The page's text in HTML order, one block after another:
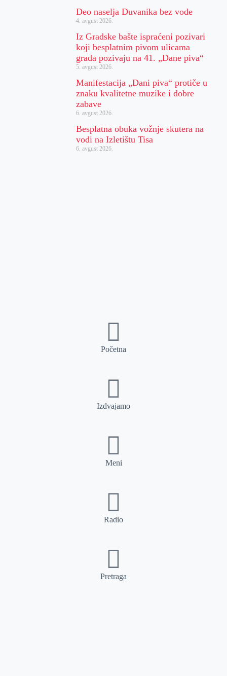
Deo naselja Duvanika bez vode
4. avgust 2026.
Iz Gradske bašte ispraćeni pozivari
koji besplatnim pivom ulicama
grada pozivaju na 41. „Dane piva“
5. avgust 2026.
Manifestacija „Dani piva“ protiče u
znaku kvalitetne muzike i dobre
zabave
6. avgust 2026.
Besplatna obuka vožnje skutera na
vodi na Izletištu Tisa
6. avgust 2026.
Početna
Izdvajamo
Meni
Radio
Pretraga